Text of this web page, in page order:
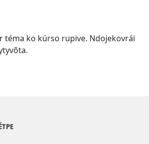
téma ko kúrso rupive. Ndojekovrái